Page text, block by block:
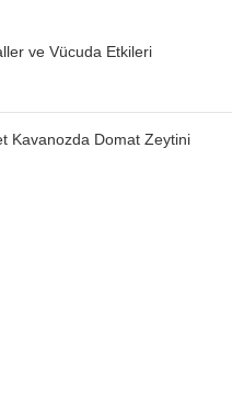
ve Vücuda Etkileri
Kavanozda Domat Zeytini